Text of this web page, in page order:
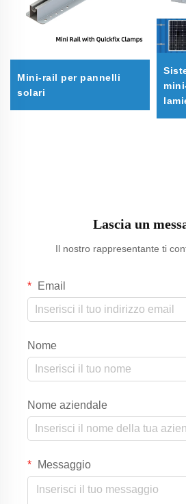
Mini-rail per pannelli
solari
Lascia un
Il nostro rappresentante ti
Email
Nome
Nome aziendale
Messaggio